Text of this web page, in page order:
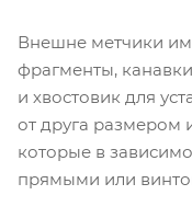
Внешне метчики
фрагменты,
и хвостовик для
от друга размером
которые в
прямыми или